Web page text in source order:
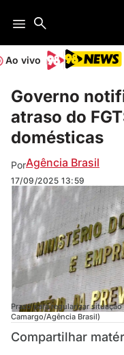
Ao vivo
Governo
atraso do
domésticas
PorAgência Brasil
17/09/2025 13:59
Prazo para regularizar
Camargo/Agência Brasil)
Compartilhar